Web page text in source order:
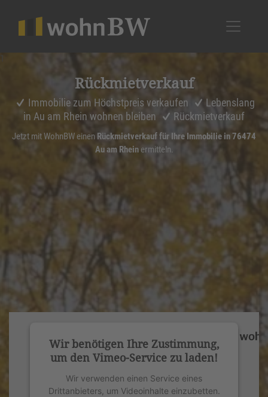
Rückmiet­ver­kauf
Immobilie zum Höchstpreis verkaufen
Lebenslang
in Au am Rhein wohnen bleiben
Rückmietverkauf
Jetzt mit WohnBW einen Rückmietverkauf für Ihre Immobilie in 76474
Au am Rheinermitteln.
Wir benötigen Ihre Zustimmung,
um den Vimeo-Service zu laden!
Wir verwenden einen Service eines
Drittanbieters, um Videoinhalte einzubetten.